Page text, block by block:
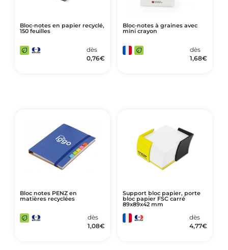
Bloc-notes en papier recyclé,
150 feuilles
dès
0,76€
Bloc-notes à graines avec
mini crayon
dès
1,68€
Bloc notes PENZ en
matières recyclées
dès
1,08€
Support bloc papier, porte
bloc papier FSC carré
89x89x42 mm
dès
4,77€